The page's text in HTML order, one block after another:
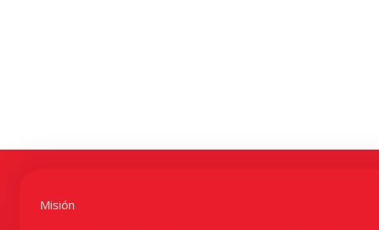
Misión